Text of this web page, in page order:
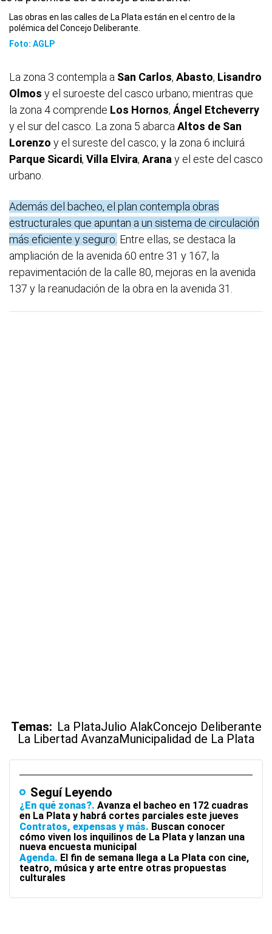
Las obras en las calles de La Plata están en el centro de la
polémica del Concejo Deliberante.
Foto: AGLP
La zona 3 contempla a San Carlos, Abasto, Lisandro
Olmos y el suroeste del casco urbano; mientras que
la zona 4 comprende Los Hornos, Ángel Etcheverry
y el sur del casco. La zona 5 abarca Altos de San
Lorenzo y el sureste del casco; y la zona 6 incluirá
Parque Sicardi, Villa Elvira, Arana y el este del casco
urbano.
Además del bacheo, el plan contempla obras
estructurales que apuntan a un sistema de circulación
más eficiente y seguro. Entre ellas, se destaca la
ampliación de la avenida 60 entre 31 y 167, la
repavimentación de la calle 80, mejoras en la avenida
137 y la reanudación de la obra en la avenida 31.
Temas: La PlataJulio AlakConcejo Deliberante
La Libertad AvanzaMunicipalidad de La Plata
Seguí Leyendo
¿En qué zonas? Avanza el bacheo en 172 cuadras
en La Plata y habrá cortes parciales este jueves
Contratos, expensas y más Buscan conocer
cómo viven los inquilinos de La Plata y lanzan una
nueva encuesta municipal
Agenda El fin de semana llega a La Plata con cine,
teatro, música y arte entre otras propuestas
culturales